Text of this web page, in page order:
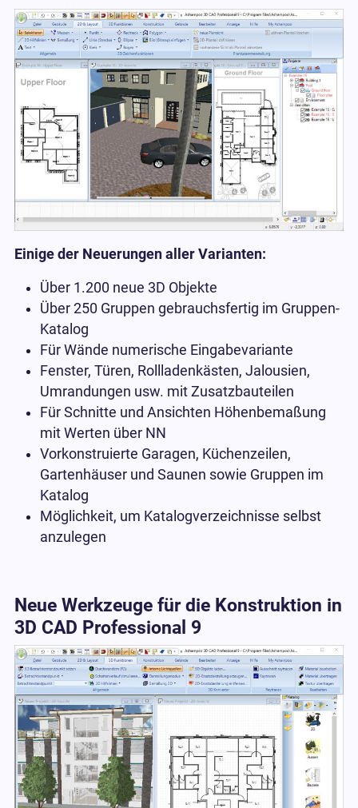
Einige der Neuerungen aller Varianten:
Über 1.200 neue 3D Objekte
Über 250 Gruppen gebrauchsfertig im Gruppen-
Katalog
Für Wände numerische Eingabevariante
Fenster, Türen, Rollladenkästen, Jalousien,
Umrandungen usw. mit Zusatzbauteilen
Für Schnitte und Ansichten Höhenbemaßung
mit Werten über NN
Vorkonstruierte Garagen, Küchenzeilen,
Gartenhäuser und Saunen sowie Gruppen im
Katalog
Möglichkeit, um Katalogverzeichnisse selbst
anzulegen
Neue Werkzeuge für die Konstruktion in
3D CAD Professional 9